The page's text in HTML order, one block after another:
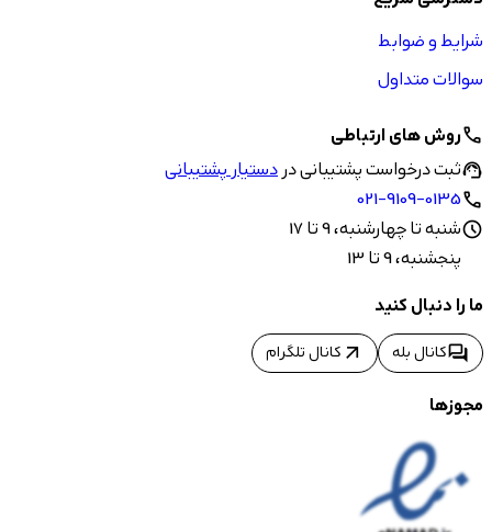
شرایط و ضوابط
سوالات متداول
callروش های ارتباطی
support_agentثبت درخواست پشتیبانی دردستیار پشتیبانی
call
021-9109-0135
scheduleشنبه تا چهارشنبه، 9 تا 17
پنجشنبه، 9 تا 13
ما را دنبال کنید
forumکانال بله arrow_outward کانال تلگرام
مجوزها